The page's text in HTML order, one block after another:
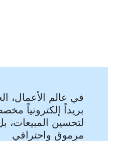
في عالم الأعمال،
بريداً إلكترونياً
لتحسين المبيعات،
مرموق واحترافي